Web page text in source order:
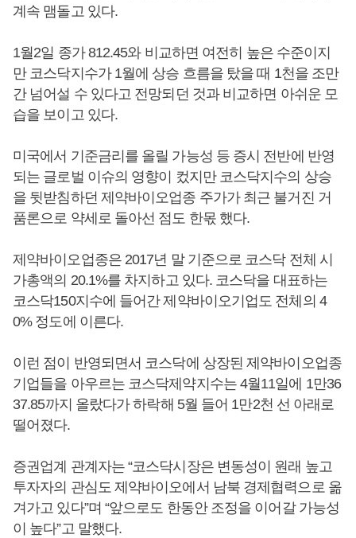
계속 맴돌고 있다.
1월2일 종가 812.45와 비교하면 여전히 높은 수준이지
만 코스닥지수가 1월에 상승 흐름을 탔을 때 1천을 조만
간 넘어설 수 있다고 전망되던 것과 비교하면 아쉬운 모
습을 보이고 있다.
미국에서 기준금리를 올릴 가능성 등 증시 전반에 반영
되는 글로벌 이슈의 영향이 컸지만 코스닥지수의 상승
을 뒷받침하던 제약바이오업종 주가가 최근 불거진 거
품론으로 약세로 돌아선 점도 한몫 했다.
제약바이오업종은 2017년 말 기준으로 코스닥 전체 시
가총액의 20.1%를 차지하고 있다. 코스닥을 대표하는
코스닥150지수에 들어간 제약바이오기업도 전체의 4
0% 정도에 이른다.
이런 점이 반영되면서 코스닥에 상장된 제약바이오업종
기업들을 아우르는 코스닥제약지수는 4월11일에 1만36
37.85까지 올랐다가 하락해 5월 들어 1만2천 선 아래로
떨어졌다.
증권업계 관계자는 “코스닥시장은 변동성이 원래 높고
투자자의 관심도 제약바이오에서 남북 경제협력으로 옮
겨가고 있다”며 “앞으로도 한동안 조정을 이어갈 가능성
이 높다”고 말했다.